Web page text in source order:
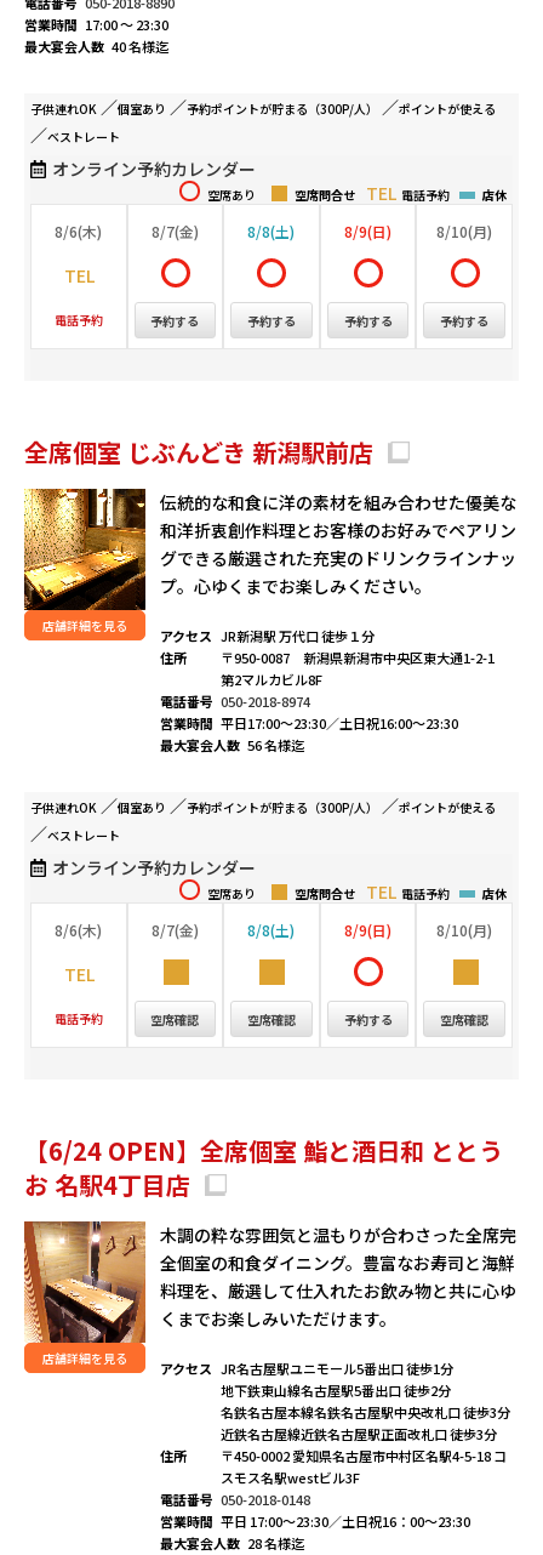
営業時間 17:00 ～ 23:30
最大宴会人数 40 名様迄
子供連れOK 個室あり 予約ポイントが貯まる（300P/人） ポイントが使える
ベストレート
オンライン予約カレンダー
店休
電話予約
空席問合せ
空席あり
8/6(木)
電話予約
8/7(金)
予約する
8/8(土)
予約する
8/9(日)
予約する
8/10(月)
予約する
全席個室 じぶんどき 新潟駅前店
店舗詳細を見る
伝統的な和食に洋の素材を組み合わせた優美な
和洋折衷創作料理とお客様のお好みでペアリン
グできる厳選された充実のドリンクラインナッ
プ。心ゆくまでお楽しみください。
アクセス JR新潟駅 万代口 徒歩１分
住所
〒950-0087 新潟県新潟市中央区東大通1-2-1
第2マルカビル8F
電話番号 050-2018-8974
営業時間 平日17:00～23:30／土日祝16:00～23:30
最大宴会人数 56 名様迄
子供連れOK 個室あり 予約ポイントが貯まる（300P/人） ポイントが使える
ベストレート
オンライン予約カレンダー
店休
電話予約
空席問合せ
空席あり
8/6(木)
電話予約
8/7(金)
空席確認
8/8(土)
空席確認
8/9(日)
予約する
8/10(月)
空席確認
【6/24 OPEN】全席個室 鮨と酒日和 ととう
お 名駅4丁目店
店舗詳細を見る
木調の粋な雰囲気と温もりが合わさった全席完
全個室の和食ダイニング。豊富なお寿司と海鮮
料理を、厳選して仕入れたお飲み物と共に心ゆ
くまでお楽しみいただけます。
アクセス JR名古屋駅ユニモール5番出口 徒歩1分
地下鉄東山線名古屋駅5番出口 徒歩2分
名鉄名古屋本線名鉄名古屋駅中央改札口 徒歩3分
近鉄名古屋線近鉄名古屋駅正面改札口 徒歩3分
住所
〒450-0002 愛知県名古屋市中村区名駅4-5-18 コ
スモス名駅westビル3F
電話番号 050-2018-0148
営業時間 平日 17:00～23:30／土日祝16：00～23:30
最大宴会人数 28 名様迄